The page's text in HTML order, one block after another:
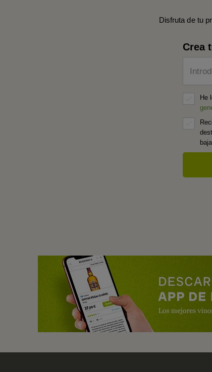
Disfruta de tu
Crea
He